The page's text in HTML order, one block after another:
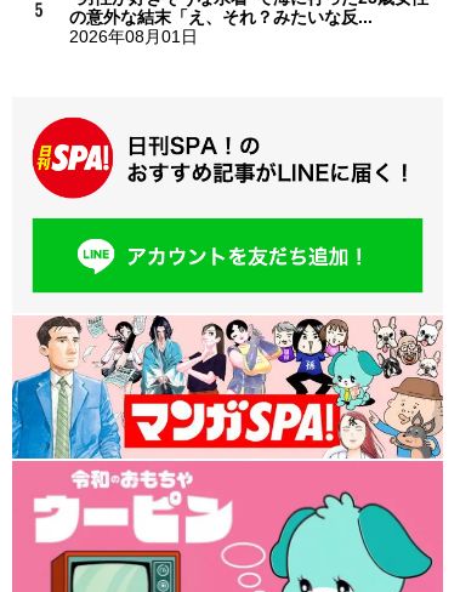
の意外な結末「え、それ？みたいな反...
2026年08月01日